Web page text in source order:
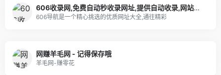
606收录网,免费自动秒收录网址,提供自动收录,网站导航大全源码,自动链,友情链接交换。
606导航是一个精心挑选的优质网址大全,通往精彩
网赚羊毛网 - 记得保存哦
羊毛网-赚零花